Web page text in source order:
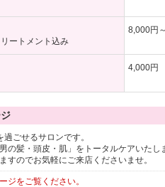
ートメント込み
8,000円
4,000円
ごせるサロンです。
の髪・頭皮・肌」をトータルケアいたし
すのでお気軽にご来店くださいませ。
ジをご覧ください。